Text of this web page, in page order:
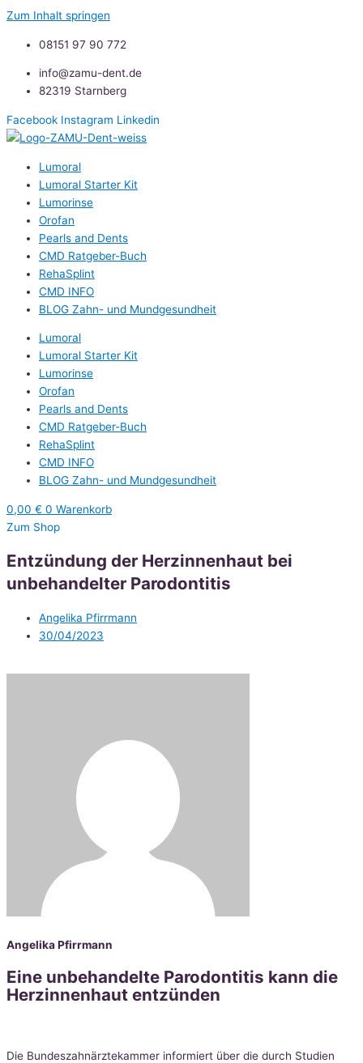
Zum Inhalt springen
08151 97 90 772
info@zamu-dent.de
82319 Starnberg
Facebook Instagram Linkedin
Lumoral
Lumoral Starter Kit
Lumorinse
Orofan
Pearls and Dents
CMD Ratgeber-Buch
RehaSplint
CMD INFO
BLOG Zahn- und Mundgesundheit
Lumoral
Lumoral Starter Kit
Lumorinse
Orofan
Pearls and Dents
CMD Ratgeber-Buch
RehaSplint
CMD INFO
BLOG Zahn- und Mundgesundheit
0,00 € 0 Warenkorb
Zum Shop
Entzündung der Herzinnenhaut bei
unbehandelter Parodontitis
Angelika Pfirrmann
30/04/2023
Angelika Pfirrmann
Eine unbehandelte Parodontitis kann die
Herzinnenhaut entzünden
Die Bundeszahnärztekammer informiert über die durch Studien